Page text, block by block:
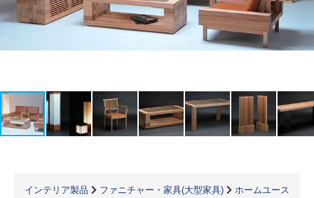
インテリア製品 ファニチャー・家具(大型家具)
ホームユース